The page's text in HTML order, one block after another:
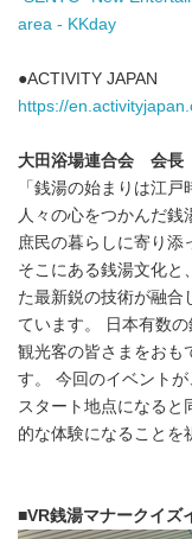
area - KKday
●ACTIVITY JAPAN
https://
大田浴場連合会 会長
「銭湯の始まりは江
人々の心をつかんだ銭
庶民の暮らしに寄り添
そこにある銭湯文化と
た最新鋭の技術が融合
ています。 日本有数
観光客の皆さまをおも
す。 今回のイベント
スタート地点になると
的な体験になることを
■VR銭湯マナークイズ